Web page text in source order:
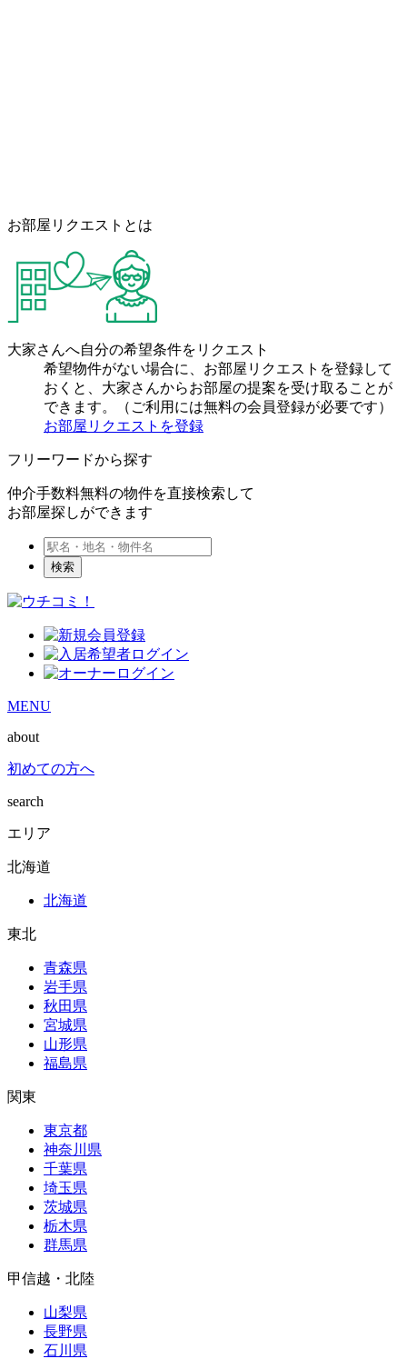
お部屋リクエストとは
大家さんへ自分の希望条件をリクエスト
希望物件がない場合に、お部屋リクエストを登録して
おくと、大家さんからお部屋の提案を受け取ることが
できます。（ご利用には無料の会員登録が必要です）
お部屋リクエストを登録
フリーワードから探す
仲介手数料無料の物件を直接検索して
お部屋探しができます
検索
MENU
about
初めての方へ
search
エリア
北海道
北海道
東北
青森県
岩手県
秋田県
宮城県
山形県
福島県
関東
東京都
神奈川県
千葉県
埼玉県
茨城県
栃木県
群馬県
甲信越・北陸
山梨県
長野県
石川県